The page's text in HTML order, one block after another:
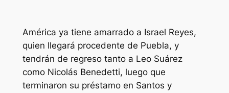
América ya tiene amarrado a Israel Reyes,
quien llegará procedente de Puebla, y
tendrán de regreso tanto a Leo Suárez
como Nicolás Benedetti, luego que
terminaron su préstamo en Santos y